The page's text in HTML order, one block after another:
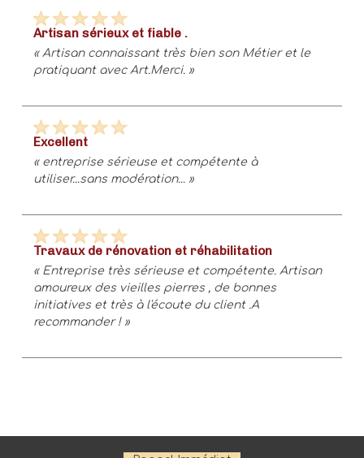
artisan sérieux et fiable .
« Artisan connaissant très bien son Métier et le
pratiquant avec Art.Merci. »
excellent
« entreprise sérieuse et compétente à
utiliser...sans modération... »
travaux de rénovation et réhabilitation
« Entreprise très sérieuse et compétente. Artisan
amoureux des vieilles pierres , de bonnes
initiatives et très à l'écoute du client .A
recommander ! »